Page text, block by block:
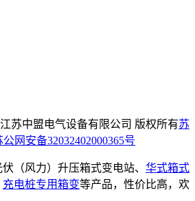
苏中盟电气设备有限公司 版权所有苏
公网安备32032402000365号
伏（风力）升压箱式变电站、 华式箱式
充电桩专用箱变等产品，性价比高，欢